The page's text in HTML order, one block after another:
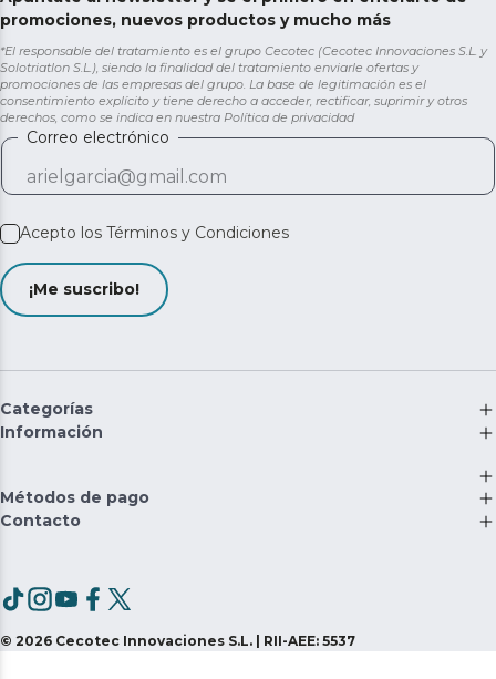
promociones, nuevos productos y mucho más
*El responsable del tratamiento es el grupo Cecotec (Cecotec Innovaciones S.L. y
Solotriatlon S.L.), siendo la finalidad del tratamiento enviarle ofertas y
promociones de las empresas del grupo. La base de legitimación es el
consentimiento explícito y tiene derecho a acceder, rectificar, suprimir y otros
derechos, como se indica en nuestra Política de privacidad
Correo electrónico
Acepto los Términos y Condiciones
¡Me suscribo!
Categorías
Información
Métodos de pago
Contacto
© 2026 Cecotec Innovaciones S.L. | RII-AEE: 5537